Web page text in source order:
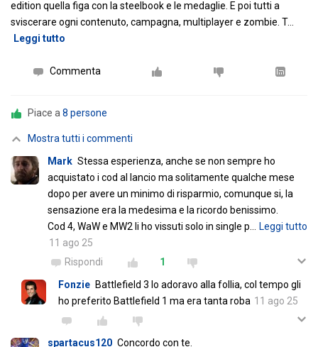
edition quella figa con la steelbook e le medaglie. E poi tutti a
sviscerare ogni contenuto, campagna, multiplayer e zombie. T…
Leggi tutto
Commenta
Piace a8 persone
Mostra tutti i commenti
Mark Stessa esperienza, anche se non sempre ho
acquistato i cod al lancio ma solitamente qualche mese
dopo per avere un minimo di risparmio, comunque si, la
sensazione era la medesima e la ricordo benissimo.
Cod 4, WaW e MW2 li ho vissuti solo in single p… Leggi tutto
11 ago 25
Rispondi
1
Fonzie Battlefield 3 lo adoravo alla follia, col tempo gli
ho preferito Battlefield 1 ma era tanta roba 11 ago 25
spartacus120 Concordo con te.